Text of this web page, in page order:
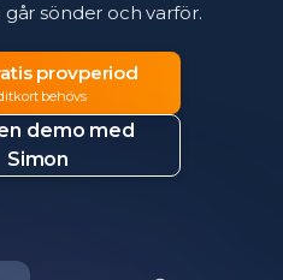
sönder och varför.
provperiod
behövs
demo med
Simon